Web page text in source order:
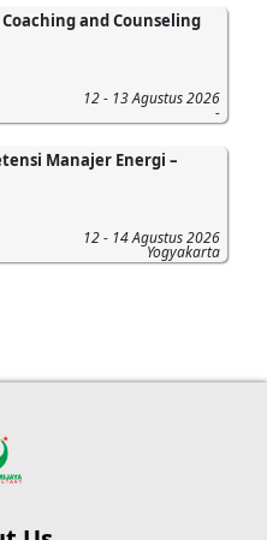
and Counseling
12 - 13 Agustus 2026
-
Manajer Energi –
12 - 14 Agustus 2026
Yogyakarta